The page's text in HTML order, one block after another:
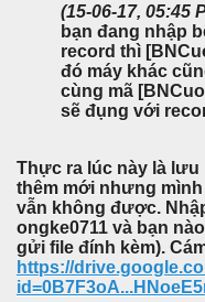
(15-06-17, 05:45
bạn đang nhập
record thì
đó máy khác
cùng mã
sẽ đụng với
Thực ra lúc này là lưu
thêm mới nhưng
vẫn không được.
ongke0711 và bạn
gửi file đính kèm).
https://